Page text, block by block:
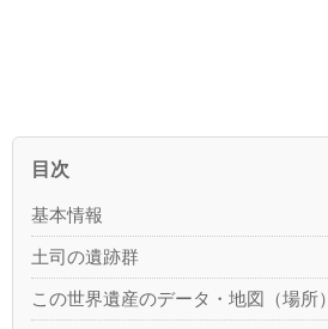
目次
基本情報
土司の遺跡群
この世界遺産のデータ・地図（場所）